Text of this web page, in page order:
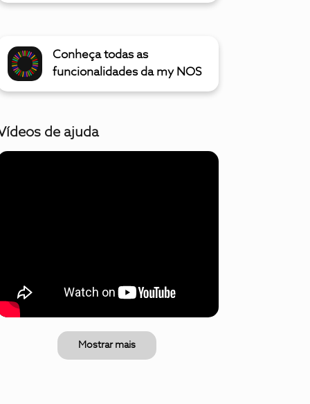
Conheça todas as
funcionalidades da my NOS
de ajuda
Mostrar mais